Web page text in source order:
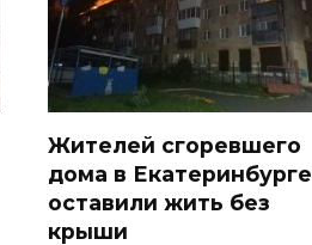
Жителей сгоревшего
дома в Екатеринбурге
оставили жить без
крыши